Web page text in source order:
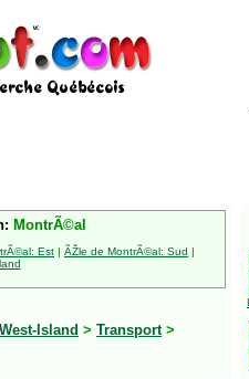
MontrÃ©al
Est | ÃŽle de MontrÃ©al: Sud |
Island > Transport>